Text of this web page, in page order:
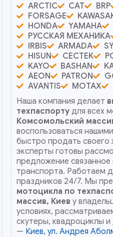
ARCTIC CAT BRP
FORSAGE
HONDA
YAMAHA
РУССКАЯ МЕХАНИКА
IRBIS
ARMADA
HISUN
CECTEK
KAYO
BASHAN
AEON
PATRON
AVANTIS
MOTAX
Наша компания делает
техпаспорту для всех
Комсомольский
воспользоваться
быстро продать своего
эксперты готовы
предложение
транспорта. Работаем
праздников 24/7. Мы
мотоцикла по
массив, Киеву
условиях,
скутеры, квадроциклы
— Киев, ул. Андрея